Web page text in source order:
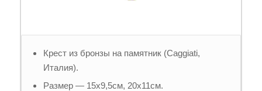
Крест из бронзы на памятник (Caggiati,
Италия).
Размер — 15х9,5см, 20х11см.